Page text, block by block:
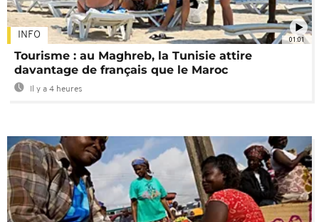
01:01
INFO
Tourisme : au Maghreb, la Tunisie attire
davantage de français que le Maroc
Il y a 4 heures